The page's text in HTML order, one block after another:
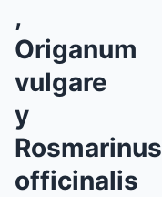
,
Origanum
vulgare
y
Rosmarinus
officinalis